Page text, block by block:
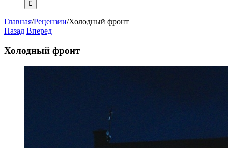
Главная/Рецензии/Холодный фронт
Назад Вперед
Холодный фронт